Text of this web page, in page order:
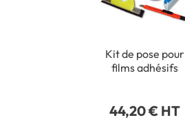
Kit de pose pour
films adhésifs
44,20 € HT